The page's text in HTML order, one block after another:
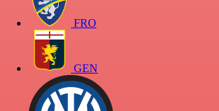
FRO
GEN